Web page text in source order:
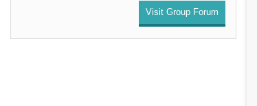
Visit Group Forum